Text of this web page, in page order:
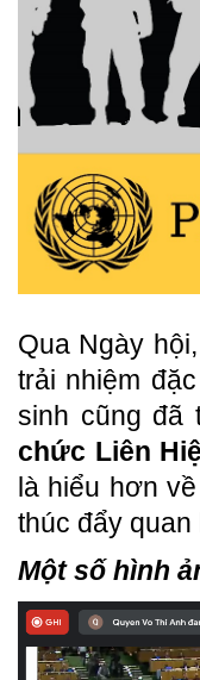
Qua Ngày
trải nhiệm
sinh cũng đã
chức Liên
là hiểu hơn
thúc đẩy
Một số hình